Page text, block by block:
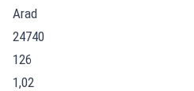
Arad
24740
126
1,02